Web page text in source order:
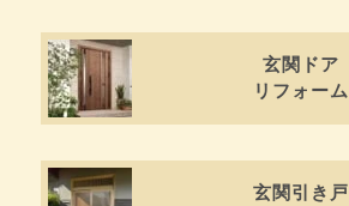
玄関ドア
リフォーム
玄関引き戸